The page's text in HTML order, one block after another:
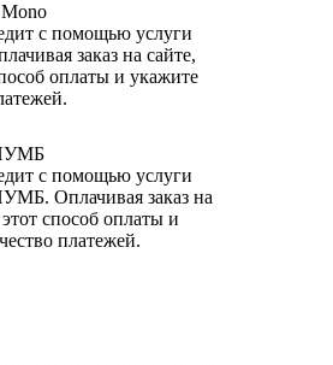
с помощью услуги
заказ на сайте,
оплаты и укажите
с помощью услуги
Оплачивая заказ на
способ оплаты и
платежей.